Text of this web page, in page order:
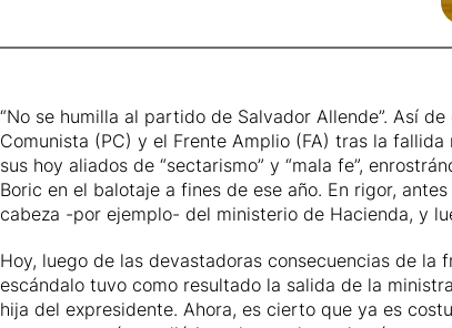
“No se humilla al partido de Salvador Allende”. Así
Comunista (PC) y el Frente Amplio (FA) tras la
sus hoy aliados de “sectarismo” y “mala fe”,
Boric en el balotaje a fines de ese año. En rigor,
cabeza -por ejemplo- del ministerio de Hacienda, y
Hoy, luego de las devastadoras consecuencias de
escándalo tuvo como resultado la salida de la
hija del expresidente. Ahora, es cierto que ya es